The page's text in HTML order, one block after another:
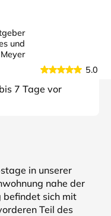
und
5.0
bis 7 Tage vor
in unserer
nahe der
befindet sich mit
Teil des